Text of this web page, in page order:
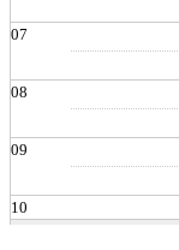
07
08
09
10